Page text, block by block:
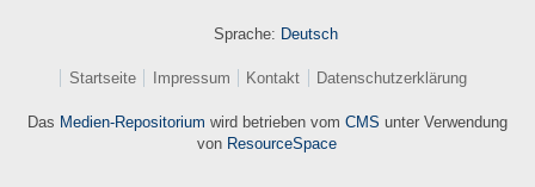
Sprache: Deutsch
Startseite Impressum Kontakt Datenschutzerklärung
Das Medien-Repositorium wird betrieben vom CMS unter Verwendung
von ResourceSpace